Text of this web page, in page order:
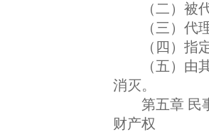
（二）被代
（三）代理
（四）指定
（五）由其
消灭。
第五章 民事
财产权